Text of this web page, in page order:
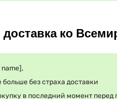
доставка ко
больше без страха доставки
в последний момент перед